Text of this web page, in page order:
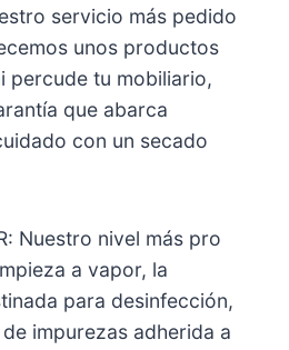
servicio más pedido
unos productos
percude tu mobiliario,
que abarca
con un secado
Nuestro nivel más pro
a vapor, la
para desinfección,
impurezas adherida a